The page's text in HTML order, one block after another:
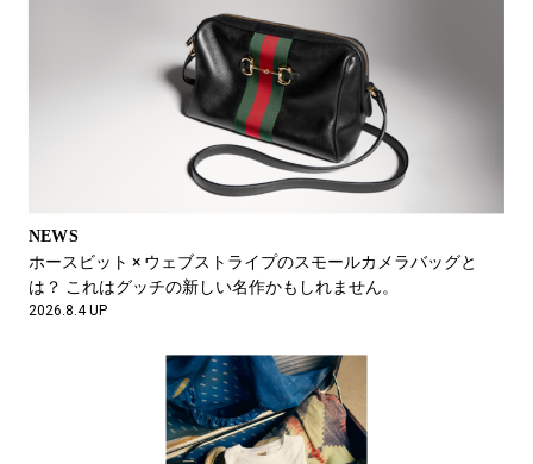
NEWS
ホースビット × ウェブストライプのスモールカメラバッグと
は？ これはグッチの新しい名作かもしれません。
2026.8.4 UP
テニスウェアは、オーセンティックに。